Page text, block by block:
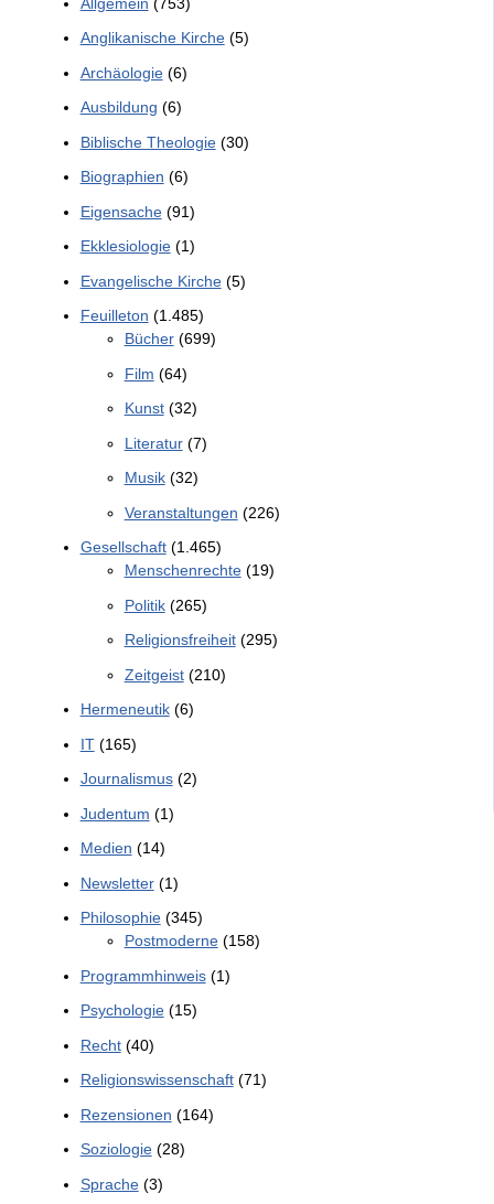
Anglikanische Kirche(5)
Archäologie(6)
Ausbildung (6)
Biblische Theologie(30)
Biographien (6)
Eigensache(91)
Ekklesiologie(1)
Evangelische Kirche(5)
Feuilleton (1.485)
Bücher(699)
Film (64)
Kunst(32)
Literatur(7)
Musik(32)
Veranstaltungen (226)
Gesellschaft(1.465)
Menschenrechte(19)
Politik(265)
Religionsfreiheit(295)
Zeitgeist(210)
Hermeneutik(6)
IT(165)
Journalismus(2)
Judentum (1)
Medien (14)
Newsletter(1)
Philosophie(345)
Postmoderne(158)
Programmhinweis(1)
Psychologie(15)
Recht(40)
Religionswissenschaft(71)
Rezensionen (164)
Soziologie(28)
Sprache(3)